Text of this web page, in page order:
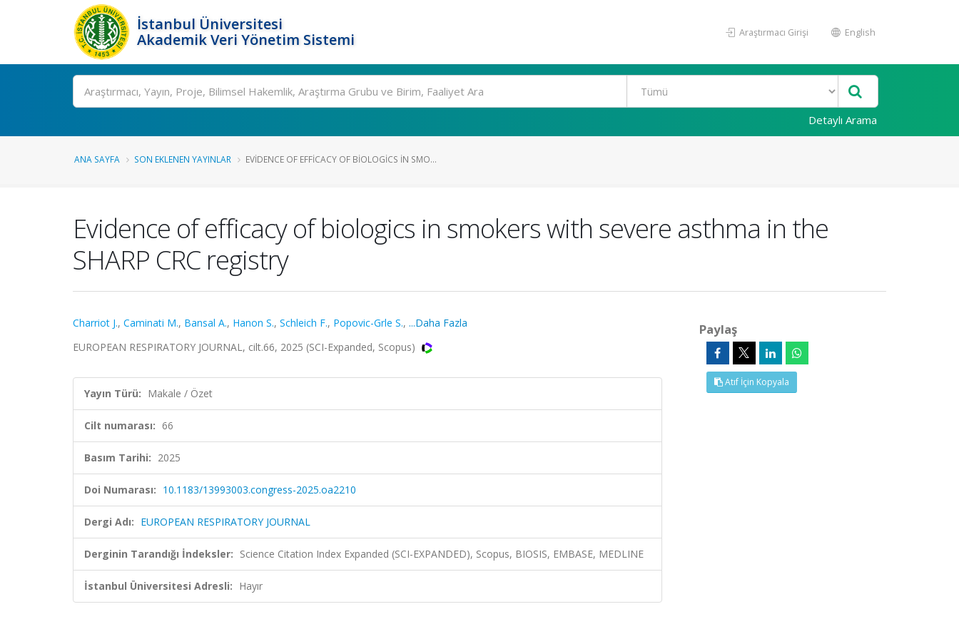
İstanbul Üniversitesi
Akademik Veri Yönetim Sistemi
Araştırmacı Girişi English
Ara
Detaylı Arama
ANA SAYFA SON EKLENEN YAYINLAR EVIDENCE OF EFFICACY OF BIOLOGICS IN SMO...
Evidence of efficacy of biologics in smokers with severe asthma in the
SHARP CRC registry
Charriot J., Caminati M., Bansal A., Hanon S., Schleich F., Popovic-Grle S., ...Daha Fazla
EUROPEAN RESPIRATORY JOURNAL, cilt.66, 2025 (SCI-Expanded, Scopus)
Yayın Türü: Makale / Özet
Cilt numarası: 66
Basım Tarihi: 2025
Doi Numarası: 10.1183/13993003.congress-2025.oa2210
Dergi Adı: EUROPEAN RESPIRATORY JOURNAL
Derginin Tarandığı İndeksler: Science Citation Index Expanded (SCI-EXPANDED), Scopus, BIOSIS, EMBASE, MEDLINE
İstanbul Üniversitesi Adresli: Hayır
Paylaş
Atıf İçin Kopyala